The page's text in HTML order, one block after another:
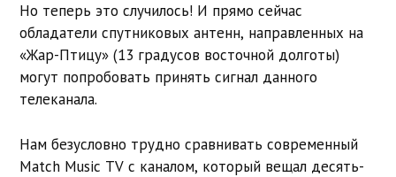
Но теперь это случилось! И прямо сейчас
обладатели спутниковых антенн, направленных на
«Жар-Птицу» (13 градусов восточной долготы)
могут попробовать принять сигнал данного
телеканала.
Нам безусловно трудно сравнивать современный
Match Music TV с каналом, который вещал десять-